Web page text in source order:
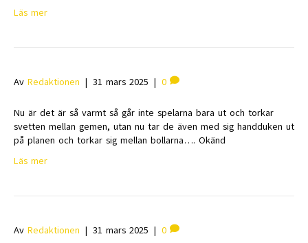
Läs mer
Av Redaktionen | 31 mars 2025 | 0
Nu är det är så varmt så går inte spelarna bara ut och torkar
svetten mellan gemen, utan nu tar de även med sig handduken ut
på planen och torkar sig mellan bollarna…. Okänd
Läs mer
Av Redaktionen | 31 mars 2025 | 0